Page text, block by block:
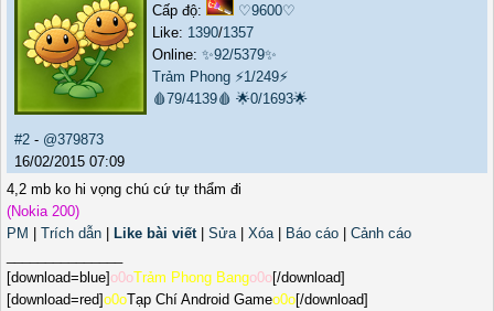
Cấp độ:
♡9600♡
Like: 1390/1357
Online: ✨92/5379✨
Trảm Phong ⚡1/249⚡
🩸79/4139🩸 🌟0/1693🌟
#2 - @379873
16/02/2015 07:09
4,2 mb ko hi vọng chú cứ tự thẩm đi
(Nokia 200)
PM | Trích dẫn | Like bài viết | Sửa | Xóa | Báo cáo | Cảnh cáo
[download=blue]o0oTrảm Phong Bango0o[/download]
[download=red]o0oTạp Chí Android Gameo0o[/download]